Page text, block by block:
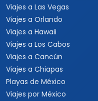
Viajes a Las Vegas
Viajes a Orlando
Viajes a Hawaii
Viajes a Los Cabos
Viajes a Cancún
Viajes a Chiapas
Playas de México
Viajes por México